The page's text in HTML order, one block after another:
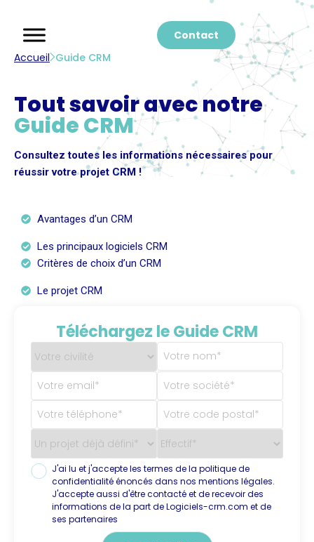
Contact
Accueil Guide CRM
Tout savoir avec notre
Guide CRM
Consultez toutes les informations nécessaires pour
réussir votre projet CRM !
Avantages d’un CRM
Les principaux logiciels CRM
Critères de choix d’un CRM
Le projet CRM
Téléchargez le Guide CRM
J'ai lu et j'accepte les termes de la politique de
confidentialité énoncés dans nos mentions légales.
J'accepte aussi d'être contacté et de recevoir des
informations de la part de Logiciels-crm.com et de
ses partenaires